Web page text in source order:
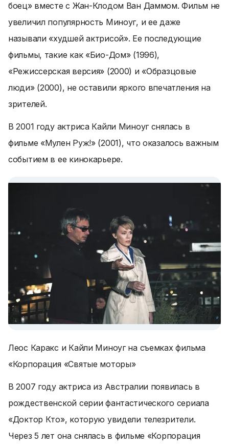
боец» вместе с Жан-Клодом Ван Даммом. Фильм не
увеличил популярность Миноуг, и ее даже
называли «худшей актрисой». Ее последующие
фильмы, такие как «Био-Дом» (1996),
«Режиссерская версия» (2000) и «Образцовые
люди» (2000), не оставили яркого впечатления на
зрителей.
В 2001 году актриса Кайли Миноуг снялась в
фильме «Мулен Руж!» (2001), что оказалось важным
событием в ее кинокарьере.
Леос Каракс и Кайли Миноуг на съемках фильма
«Корпорация «Святые моторы»
В 2007 году актриса из Австралии появилась в
рождественской серии фантастического сериала
«Доктор Кто», которую увидели телезрители.
Через 5 лет она снялась в фильме «Корпорация